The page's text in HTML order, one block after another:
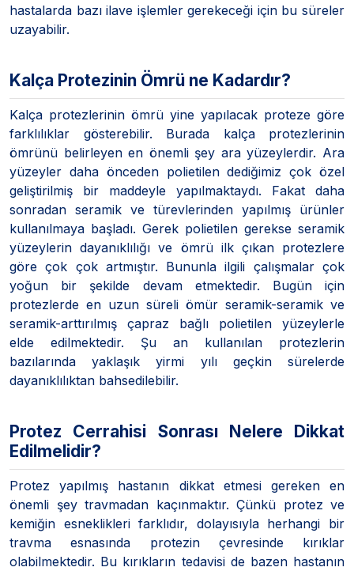
hastalarda bazı ilave işlemler gerekeceği için bu süreler
uzayabilir.
Kalça Protezinin Ömrü ne Kadardır?
Kalça protezlerinin ömrü yine yapılacak proteze göre
farklılıklar gösterebilir. Burada kalça protezlerinin
ömrünü belirleyen en önemli şey ara yüzeylerdir. Ara
yüzeyler daha önceden polietilen dediğimiz çok özel
geliştirilmiş bir maddeyle yapılmaktaydı. Fakat daha
sonradan seramik ve türevlerinden yapılmış ürünler
kullanılmaya başladı. Gerek polietilen gerekse seramik
yüzeylerin dayanıklılığı ve ömrü ilk çıkan protezlere
göre çok çok artmıştır. Bununla ilgili çalışmalar çok
yoğun bir şekilde devam etmektedir. Bugün için
protezlerde en uzun süreli ömür seramik-seramik ve
seramik-arttırılmış çapraz bağlı polietilen yüzeylerle
elde edilmektedir. Şu an kullanılan protezlerin
bazılarında yaklaşık yirmi yılı geçkin sürelerde
dayanıklılıktan bahsedilebilir.
Protez Cerrahisi Sonrası Nelere Dikkat
Edilmelidir?
Protez yapılmış hastanın dikkat etmesi gereken en
önemli şey travmadan kaçınmaktır. Çünkü protez ve
kemiğin esneklikleri farklıdır, dolayısıyla herhangi bir
travma esnasında protezin çevresinde kırıklar
olabilmektedir. Bu kırıkların tedavisi de bazen hastanın